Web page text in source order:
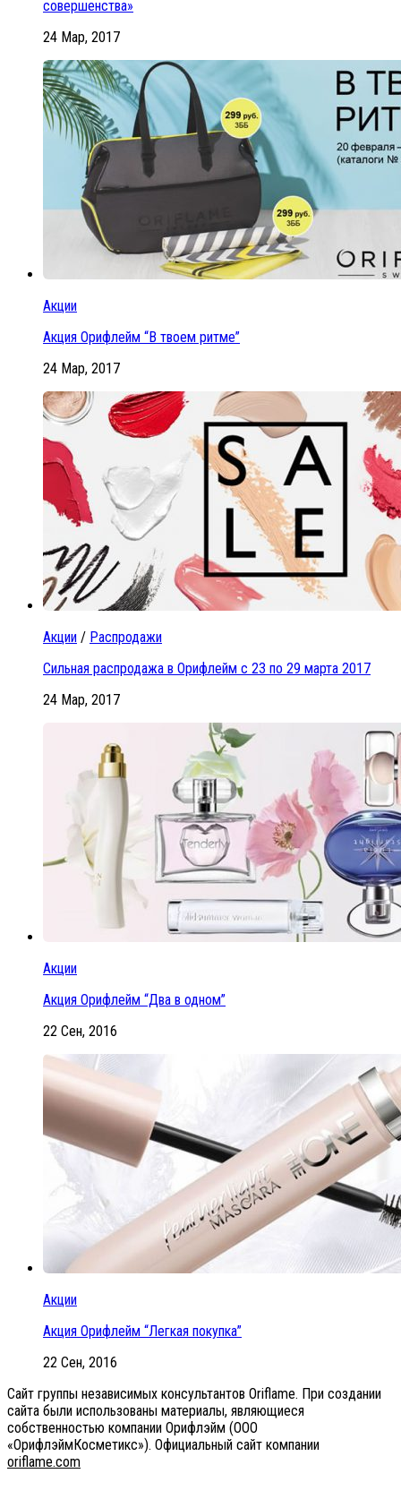
совершенства»
24 Мар, 2017
Акции
Акция Орифлейм “В твоем ритме”
24 Мар, 2017
Акции / Распродажи
Сильная распродажа в Орифлейм с 23 по 29 марта 2017
24 Мар, 2017
Акции
Акция Орифлейм “Два в одном”
22 Сен, 2016
Акции
Акция Орифлейм “Легкая покупка”
22 Сен, 2016
Сайт группы независимых консультантов Oriflame. При создании
сайта были использованы материалы, являющиеся
собственностью компании Орифлэйм (ООО
«ОрифлэймКосметикс»). Официальный сайт компании
оriflаme.соm